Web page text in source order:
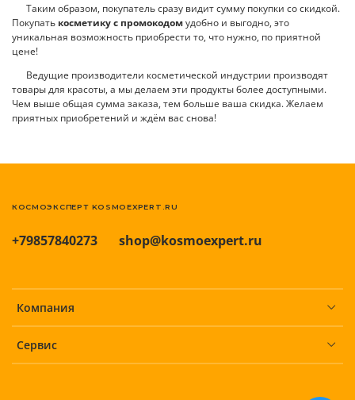
Таким образом, покупатель сразу видит сумму покупки со скидкой.
Покупать косметику с промокодомудобно и выгодно, это
уникальная возможность приобрести то, что нужно, по приятной
цене!
Ведущие производители косметической индустрии производят
товары для красоты, а мы делаем эти продукты более доступными.
Чем выше общая сумма заказа, тем больше ваша скидка. Желаем
приятных приобретений и ждём вас снова!
Компания
Сервис
+79857840273 shop@kosmoexpert.ru
КОСМОЭКСПЕРТ KOSMOEXPERT.RU